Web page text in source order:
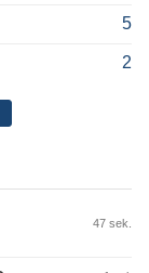
5
2
47 sek.